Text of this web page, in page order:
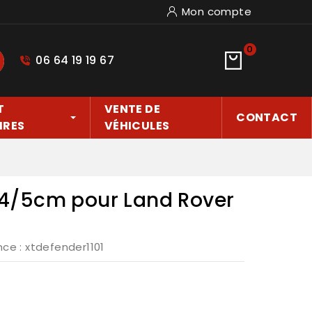
Mon compte
06 64 19 19 67
0
VENTE DE
VÉHICULES
CONTACT
5cm pour Land Rover
: xtdefender1101